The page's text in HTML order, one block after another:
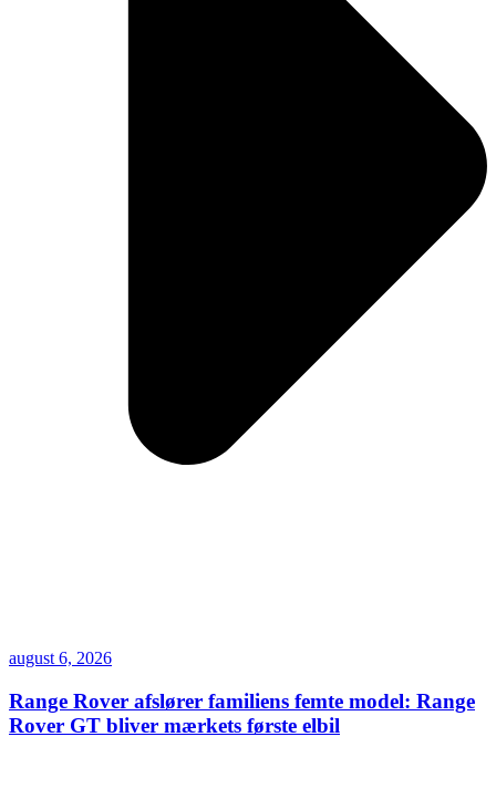
august 6, 2026
Range Rover afslører familiens femte model: Range
Rover GT bliver mærkets første elbil